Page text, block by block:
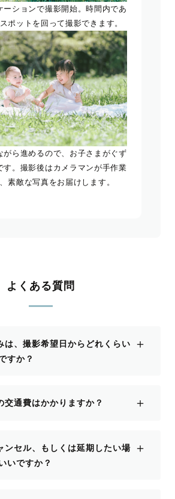
ーションで撮影開始。時間内であ
ポットを回って撮影できます。
がら進めるので、お子さまがぐず
す。撮影後はカメラマンが手作業
素敵な写真をお届けします。
よくある質問
は、撮影希望日からどれくらい
すか？
＋
交通費はかかりますか？ ＋
ンセル、もしくは延期したい場
いですか？
＋